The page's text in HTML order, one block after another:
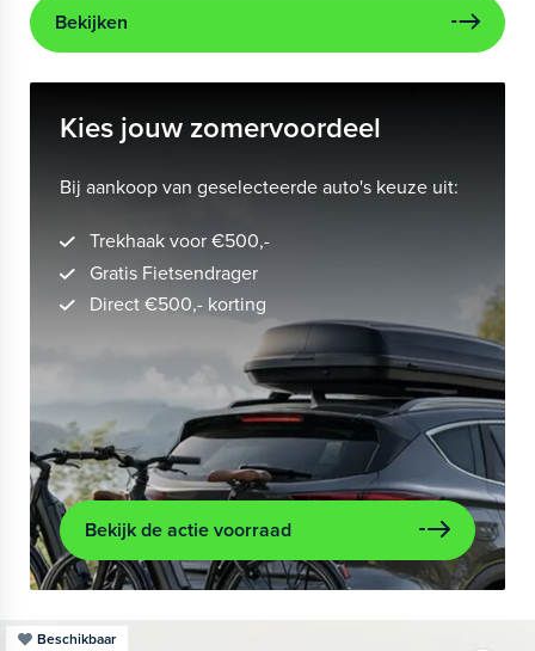
Bekijken
Kies jouw zomervoordeel
Bij aankoop van geselecteerde auto's keuze uit:
Trekhaak voor €500,-
Gratis Fietsendrager
Direct €500,- korting
Bekijk de actie voorraad
Beschikbaar